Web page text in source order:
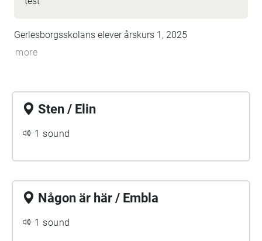
Gerlesborgsskolans elever årskurs 1, 2025
more
Sten / Elin
1 sound
Någon är här / Embla
1 sound